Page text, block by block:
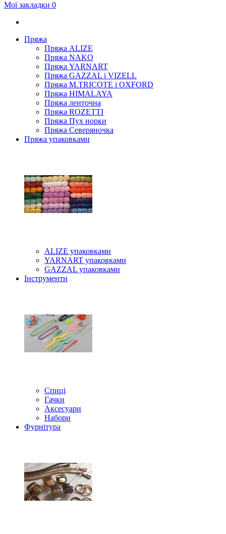
Мої закладки 0
Пряжа
Пряжа ALIZE
Пряжа NAKO
Пряжа YARNART
Пряжа GAZZAL і VIZELL
Пряжа M.TRICOTE і OXFORD
Пряжа HIMALAYA
Пряжа ленточна
Пряжа ROZETTI
Пряжа Пух норки
Пряжа Северяночка
Пряжа упаковками
ALIZE упаковками
YARNART упаковками
GAZZAL упаковками
Інструменти
Спиці
Гачки
Аксесуари
Набори
Фурнітура